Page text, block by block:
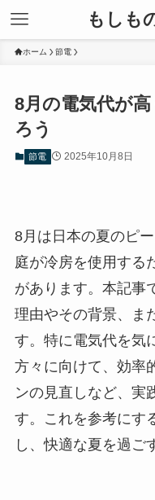
もしも
ホーム 節電
8月の電気代が
ろう
節電 2025年10月8日
8月は日本の夏のピ
庭が冷房を使用する
があります。本記事
理由やその背景、ま
す。特に電気代を気
方々に向けて、効率
ンの見直しなど、実
す。これを参考にす
し、快適な夏を過ご